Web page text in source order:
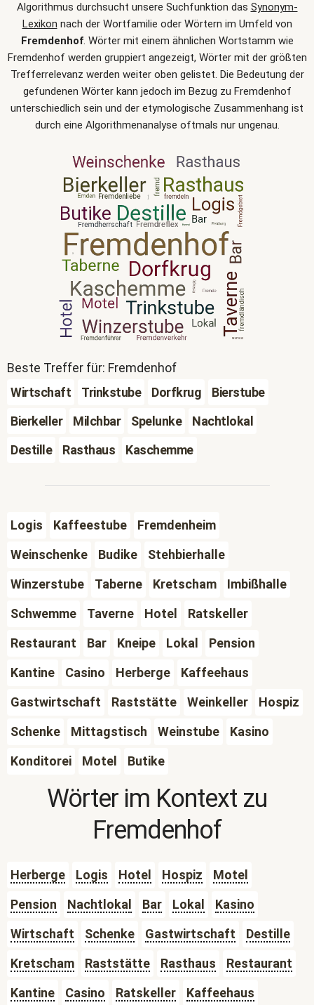
Algorithmus durchsucht unsere Suchfunktion das Synonym-
Lexikon nach der Wortfamilie oder Wörtern im Umfeld von
Fremdenhof. Wörter mit einem ähnlichen Wortstamm wie
Fremdenhof werden gruppiert angezeigt, Wörter mit der größten
Trefferrelevanz werden weiter oben gelistet. Die Bedeutung der
gefundenen Wörter kann jedoch im Bezug zu Fremdenhof
unterschiedlich sein und der etymologische Zusammenhang ist
durch eine Algorithmenanalyse oftmals nur ungenau.
Beste Treffer für: Fremdenhof
Wirtschaft
Trinkstube Dorfkrug
Bierstube
Bierkeller
Milchbar Spelunke
Nachtlokal
Destille
Rasthaus Kaschemme
Logis Kaffeestube
Fremdenheim
Weinschenke
Budike
Stehbierhalle
Winzerstube
Taberne Kretscham
Imbißhalle
Schwemme
Taverne Hotel
Ratskeller
Restaurant
Bar Kneipe Lokal
Pension
Kantine
Casino Herberge
Kaffeehaus
Gastwirtschaft
Raststätte Weinkeller
Hospiz
Schenke
Mittagstisch Weinstube
Kasino
Konditorei
Motel Butike
Wörter im Kontext zu
Fremdenhof
Herberge Logis Hotel Hospiz
Motel
Pension
Nachtlokal Bar Lokal
Kasino
Wirtschaft
Schenke Gastwirtschaft
Destille
Kretscham
Raststätte Rasthaus
Restaurant
Kantine
Casino Ratskeller Kaffeehaus